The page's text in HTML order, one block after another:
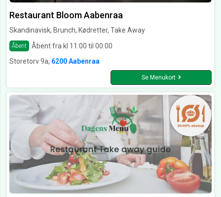
Restaurant Bloom Aabenraa
Skandinavisk, Brunch, Kødretter, Take Away
Åbent
Åbent fra kl 11:00 til 00:00
Storetorv 9a, 6200 Aabenraa
Se Menukort